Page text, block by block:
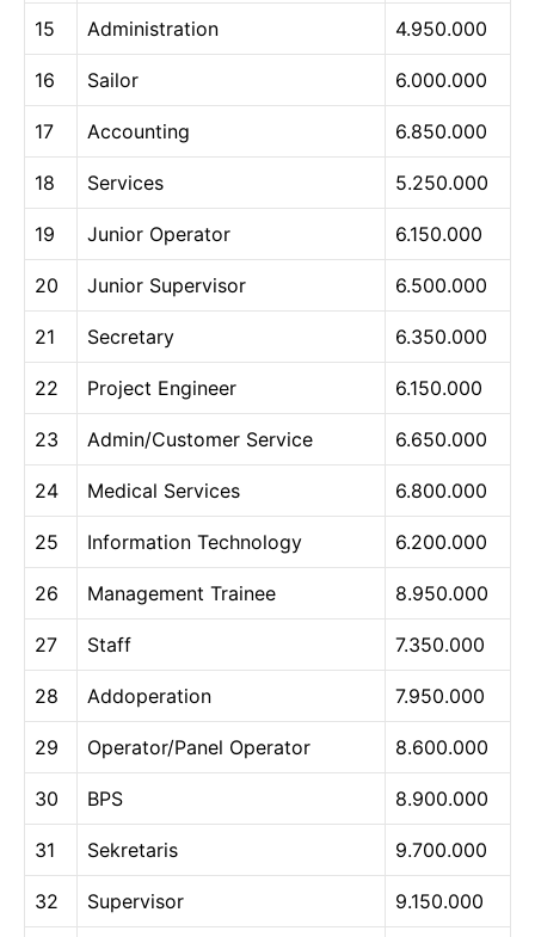
15 Administration 4.950.000
16 Sailor 6.000.000
17 Accounting 6.850.000
18 Services 5.250.000
19 Junior Operator 6.150.000
20 Junior Supervisor 6.500.000
21 Secretary 6.350.000
22 Project Engineer 6.150.000
23 Admin/Customer Service 6.650.000
24 Medical Services 6.800.000
25 Information Technology 6.200.000
26 Management Trainee 8.950.000
27 Staff 7.350.000
28 Addoperation 7.950.000
29 Operator/Panel Operator 8.600.000
30 BPS 8.900.000
31 Sekretaris 9.700.000
32 Supervisor 9.150.000